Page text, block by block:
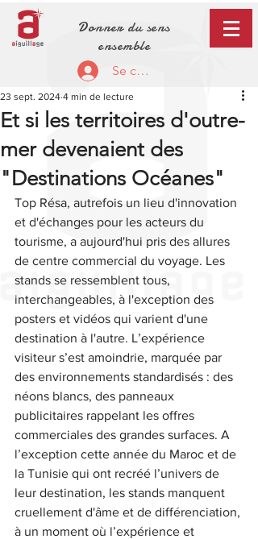
Donner du sens
ensemble
Se connecter
Et si les territoires d'outre-
mer devenaient des
"Destinations Océanes"
23 sept. 2024 4 min de lecture
Top Résa, autrefois un lieu d'innovation
et d'échanges pour les acteurs du
tourisme, a aujourd'hui pris des allures
de centre commercial du voyage. Les
stands se ressemblent tous,
interchangeables, à l'exception des
posters et vidéos qui varient d'une
destination à l'autre. L’expérience
visiteur s’est amoindrie, marquée par
des environnements standardisés : des
néons blancs, des panneaux
publicitaires rappelant les offres
commerciales des grandes surfaces. A
l’exception cette année du Maroc et de
la Tunisie qui ont recréé l’univers de
leur destination, les stands manquent
cruellement d'âme et de différenciation,
à un moment où l’expérience et